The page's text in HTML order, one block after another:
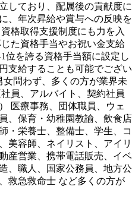
しており、配属後の貢献度に
、年次昇給や賞与への反映を
格取得支援制度にも力を入
た資格手当やお祝い金支給
位を誇る資格手当額に設定し
支給することも可能でござい
問わず、多くの方が業界未
員、アルバイト、契約社員
医療事務、団体職員、ウェ
、保育・幼稚園教諭、飲食店
・栄養士、整備士、学生、コ
美容師、ネイリスト、アイリ
産営業、携帯電話販売、イベ
、職人、国家公務員、地方公
救急救命士 など多くの方が